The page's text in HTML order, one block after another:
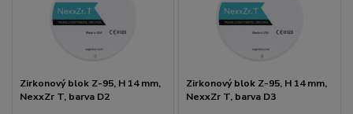
Zirkonový blok Z-95, H 14 mm,
NexxZr T, barva D2
Zirkonový blok Z-95, H 14 mm,
NexxZr T, barva D3